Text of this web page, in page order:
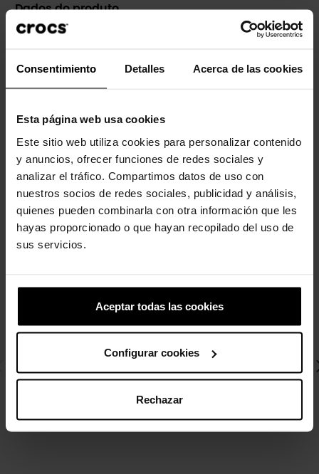
Consentimiento Detalles Acerca de las cookies
Esta página web usa cookies
Este sitio web utiliza cookies para personalizar contenido
y anuncios, ofrecer funciones de redes sociales y
analizar el tráfico. Compartimos datos de uso con
nuestros socios de redes sociales, publicidad y análisis,
quienes pueden combinarla con otra información que les
hayas proporcionado o que hayan recopilado del uso de
sus servicios.
Aceptar todas las cookies
Configurar cookies
Rechazar
Dados do produto
4 outros produtos na mesma
categoria: